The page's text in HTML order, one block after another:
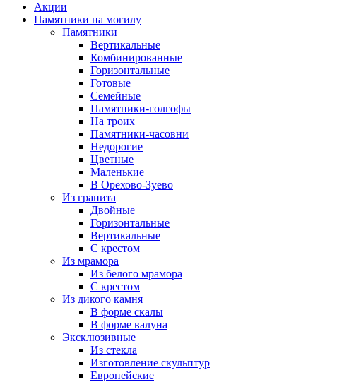
Акции
Памятники на могилу
Памятники
Вертикальные
Комбинированные
Горизонтальные
Готовые
Семейные
Памятники-голгофы
На троих
Памятники-часовни
Недорогие
Цветные
Маленькие
В Орехово-Зуево
Из гранита
Двойные
Горизонтальные
Вертикальные
С крестом
Из мрамора
Из белого мрамора
С крестом
Из дикого камня
В форме скалы
В форме валуна
Эксклюзивные
Из стекла
Изготовление скульптур
Европейские